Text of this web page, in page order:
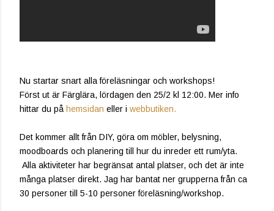
Nu startar snart alla föreläsningar och workshops!
Först ut är Färglära, lördagen den 25/2 kl 12:00. Mer info
hittar du på hemsidan eller i webbutiken.
Det kommer allt från DIY, göra om möbler, belysning,
moodboards och planering till hur du inreder ett rum/yta.
Alla aktiviteter har begränsat antal platser, och det är inte
många platser direkt. Jag har bantat ner grupperna från ca
30 personer till 5-10 personer föreläsning/workshop.